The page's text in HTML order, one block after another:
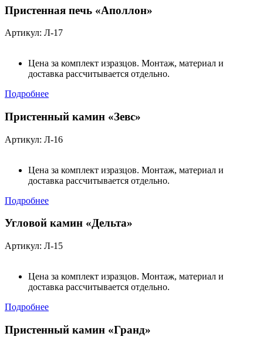
Пристенная печь «Аполлон»
Артикул: Л-17
Цена за комплект изразцов. Монтаж, материал и
доставка рассчитывается отдельно.
Подробнее
Пристенный камин «Зевс»
Артикул: Л-16
Цена за комплект изразцов. Монтаж, материал и
доставка рассчитывается отдельно.
Подробнее
Угловой камин «Дельта»
Артикул: Л-15
Цена за комплект изразцов. Монтаж, материал и
доставка рассчитывается отдельно.
Подробнее
Пристенный камин «Гранд»